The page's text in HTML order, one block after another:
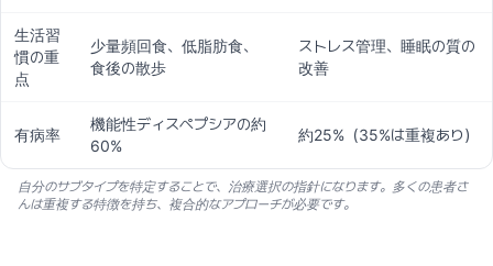
生活習
慣の重
点
少量頻回食、低脂肪食、
食後の散歩
ストレス管理、睡眠の質の
改善
有病率
機能性ディスペプシアの約
60%
約25%（35%は重複あり）
自分のサブタイプを特定することで、治療選択の指針になります。多くの患者さ
んは重複する特徴を持ち、複合的なアプローチが必要です。